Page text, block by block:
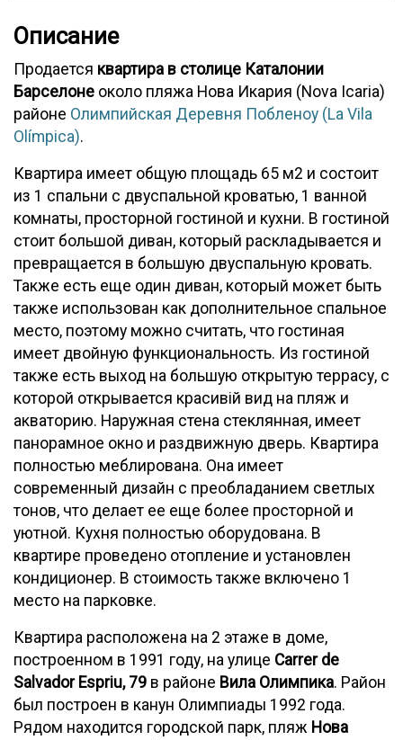
Описание
Продается квартира в столице Каталонии
Барселоне около пляжа Нова Икария (Nova Icaria)
районе Олимпийская Деревня Побленоу (La Vila
Olímpica).
Квартира имеет общую площадь 65 м2 и состоит
из 1 спальни с двуспальной кроватью, 1 ванной
комнаты, просторной гостиной и кухни. В гостиной
стоит большой диван, который раскладывается и
превращается в большую двуспальную кровать.
Также есть еще один диван, который может быть
также использован как дополнительное спальное
место, поэтому можно считать, что гостиная
имеет двойную функциональность. Из гостиной
также есть выход на большую открытую террасу, с
которой открывается красивій вид на пляж и
акваторию. Наружная стена стеклянная, имеет
панорамное окно и раздвижную дверь. Квартира
полностью меблирована. Она имеет
современный дизайн с преобладанием светлых
тонов, что делает ее еще более просторной и
уютной. Кухня полностью оборудована. В
квартире проведено отопление и установлен
кондиционер. В стоимость также включено 1
место на парковке.
Квартира расположена на 2 этаже в доме,
построенном в 1991 году, на улице Carrer de
Salvador Espriu, 79 в районе Вила Олимпика. Район
был построен в канун Олимпиады 1992 года.
Рядом находится городской парк, пляж Нова